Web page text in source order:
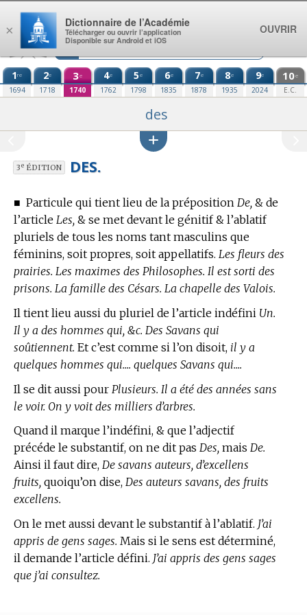
Aller au contenu
1re
1694
2e
1718
3e
1740
4e
1762
5e
1798
6e
1835
7e
1878
8e
1935
9e
2024
10e
E.C.
des
3eÉDITION DES.
■ Particule qui tient lieu de la préposition De, & de
l’article Les, & se met devant le génitif & l’ablatif
pluriels de tous les noms tant masculins que
féminins, soit propres, soit appellatifs. Les fleurs des
prairies. Les maximes des Philosophes. Il est sorti des
prisons. La famille des Césars. La chapelle des Valois.
Il tient lieu aussi du pluriel de l’article indéfini Un.
Il y a des hommes qui, &c. Des Savans qui
soûtiennent. Et c’est comme si l’on disoit, il y a
quelques hommes qui.... quelques Savans qui....
Il se dit aussi pour Plusieurs. Il a été des années sans
le voir. On y voit des milliers d’arbres.
Quand il marque l’indéfini, & que l’adjectif
précéde le substantif, on ne dit pas Des, mais De.
Ainsi il faut dire, De savans auteurs, d’excellens
fruits, quoiqu’on dise, Des auteurs savans, des fruits
excellens.
On le met aussi devant le substantif à l’ablatif. J’ai
appris de gens sages. Mais si le sens est déterminé,
il demande l’article défini. J’ai appris des gens sages
que j’ai consultez.
×
Dictionnaire de l’Académie
Télécharger ou ouvrir l’application
Disponible sur Android et iOS
OUVRIR